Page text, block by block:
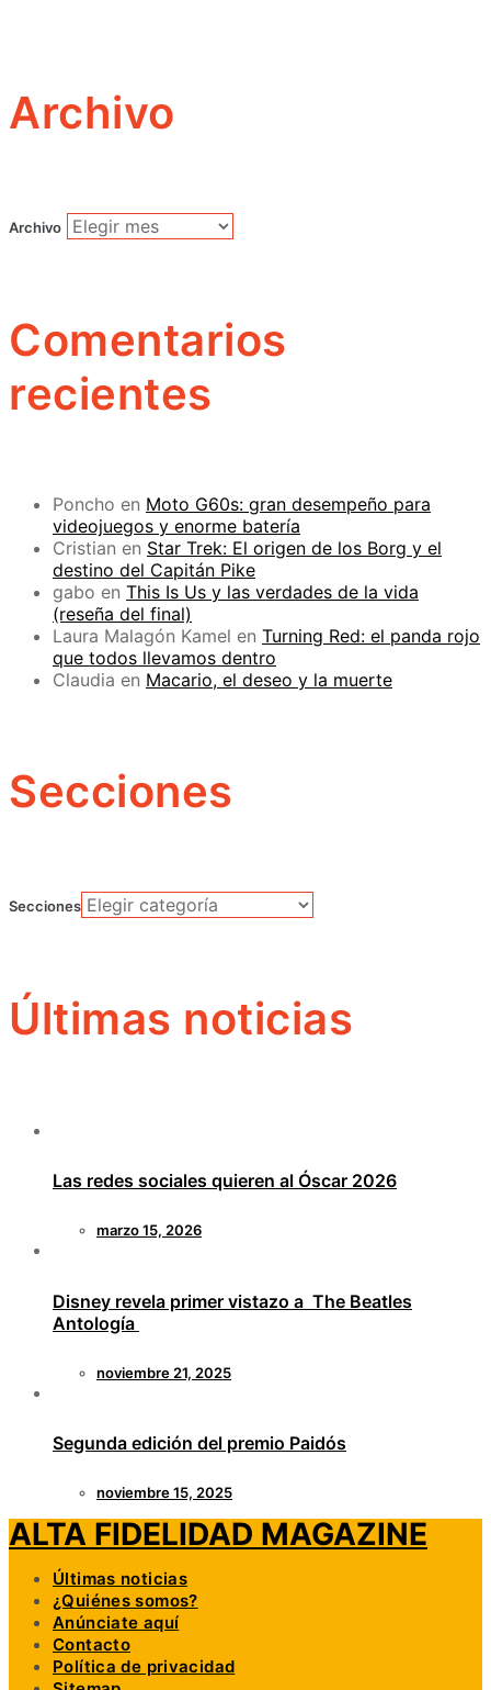
Archivo
Archivo
Comentarios
recientes
Poncho en Moto G60s: gran desempeño para
videojuegos y enorme batería
Cristian en Star Trek: El origen de los Borg y el
destino del Capitán Pike
gabo en This Is Us y las verdades de la vida
(reseña del final)
Laura Malagón Kamel en Turning Red: el panda rojo
que todos llevamos dentro
Claudia en Macario, el deseo y la muerte
Secciones
Secciones
Últimas noticias
Las redes sociales quieren al Óscar 2026
marzo 15, 2026
Disney revela primer vistazo a The Beatles
Antología
noviembre 21, 2025
Segunda edición del premio Paidós
noviembre 15, 2025
ALTA FIDELIDAD MAGAZINE
Últimas noticias
¿Quiénes somos?
Anúnciate aquí
Contacto
Política de privacidad